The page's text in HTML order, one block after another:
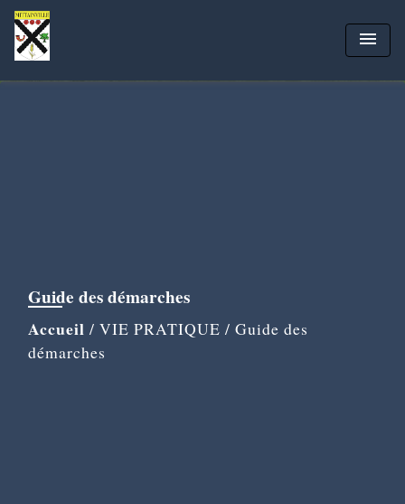
menu
Guide des démarches
Accueil / VIE PRATIQUE / Guide des
démarches